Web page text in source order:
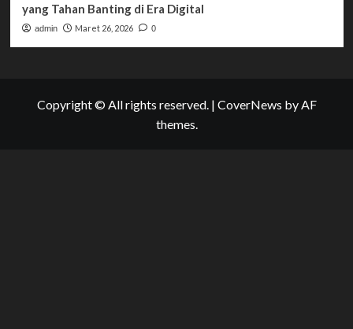
yang Tahan Banting di Era Digital
admin Maret 26, 2026 0
Copyright © All rights reserved. | CoverNews by AF
themes.